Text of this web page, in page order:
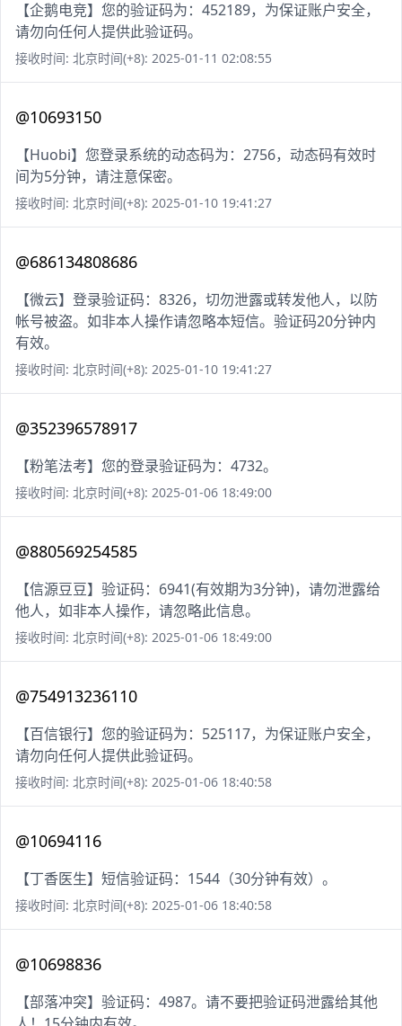
【企鹅电竞】您的验证码为：452189，为保证账户安全，
请勿向任何人提供此验证码。
接收时间: 北京时间(+8): 2025-01-11 02:08:55
@10693150
【Huobi】您登录系统的动态码为：2756，动态码有效时
间为5分钟，请注意保密。
接收时间: 北京时间(+8): 2025-01-10 19:41:27
@686134808686
【微云】登录验证码：8326，切勿泄露或转发他人，以防
帐号被盗。如非本人操作请忽略本短信。验证码20分钟内
有效。
接收时间: 北京时间(+8): 2025-01-10 19:41:27
@352396578917
【粉笔法考】您的登录验证码为：4732。
接收时间: 北京时间(+8): 2025-01-06 18:49:00
@880569254585
【信源豆豆】验证码：6941(有效期为3分钟)，请勿泄露给
他人，如非本人操作，请忽略此信息。
接收时间: 北京时间(+8): 2025-01-06 18:49:00
@754913236110
【百信银行】您的验证码为：525117，为保证账户安全，
请勿向任何人提供此验证码。
接收时间: 北京时间(+8): 2025-01-06 18:40:58
@10694116
【丁香医生】短信验证码：1544（30分钟有效）。
接收时间: 北京时间(+8): 2025-01-06 18:40:58
@10698836
【部落冲突】验证码：4987。请不要把验证码泄露给其他